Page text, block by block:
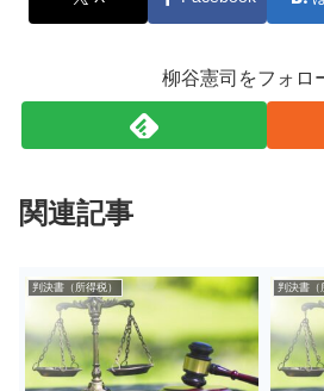
柳谷憲司をフォロ
関連記事
判決書（所得税） 判決書（